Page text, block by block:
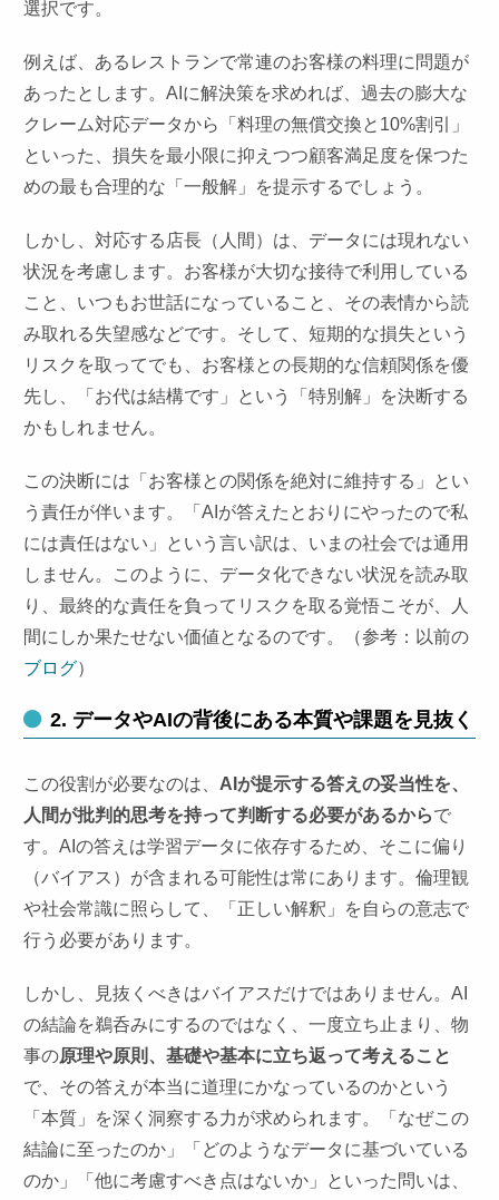
選択です。
例えば、あるレストランで常連のお客様の料理に問題が
あったとします。AIに解決策を求めれば、過去の膨大な
クレーム対応データから「料理の無償交換と10%割引」
といった、損失を最小限に抑えつつ顧客満足度を保つた
めの最も合理的な「一般解」を提示するでしょう。
しかし、対応する店長（人間）は、データには現れない
状況を考慮します。お客様が大切な接待で利用している
こと、いつもお世話になっていること、その表情から読
み取れる失望感などです。そして、短期的な損失という
リスクを取ってでも、お客様との長期的な信頼関係を優
先し、「お代は結構です」という「特別解」を決断する
かもしれません。
この決断には「お客様との関係を絶対に維持する」とい
う責任が伴います。「AIが答えたとおりにやったので私
には責任はない」という言い訳は、いまの社会では通用
しません。このように、データ化できない状況を読み取
り、最終的な責任を負ってリスクを取る覚悟こそが、人
間にしか果たせない価値となるのです。（参考：以前の
ブログ）
2. データやAIの背後にある本質や課題を⾒抜く
この役割が必要なのは、 AIが提示する答えの妥当性を、
人間が批判的思考を持って判断する必要があるからで
す。AIの答えは学習データに依存するため、そこに偏り
（バイアス）が含まれる可能性は常にあります。倫理観
や社会常識に照らして、「正しい解釈」を自らの意志で
行う必要があります。
しかし、見抜くべきはバイアスだけではありません。AI
の結論を鵜呑みにするのではなく、一度立ち止まり、物
事の原理や原則、基礎や基本に立ち返って考えること
で、その答えが本当に道理にかなっているのかという
「本質」を深く洞察する力が求められます。「なぜこの
結論に至ったのか」「どのようなデータに基づいている
のか」「他に考慮すべき点はないか」といった問いは、